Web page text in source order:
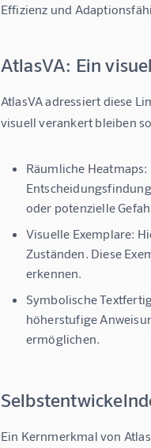
Effizienz und
AtlasVA: Ein
AtlasVA adressiert diese
visuell verankert bleiben
Räumliche Heatmaps:
oder potenzielle
Visuelle Exemplare:
Zuständen. Diese
erkennen.
Symbolische
höherstufige
ermöglichen.
Ein Kernmerkmal von